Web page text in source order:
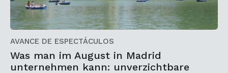
AVANCE DE ESPECTÁCULOS
Was man im August in Madrid
unternehmen kann: unverzichtbare